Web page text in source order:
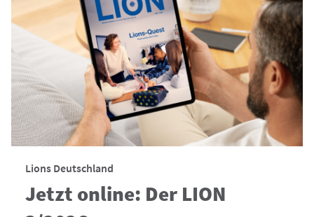
Lions Deutschland
Jetzt online: Der LION